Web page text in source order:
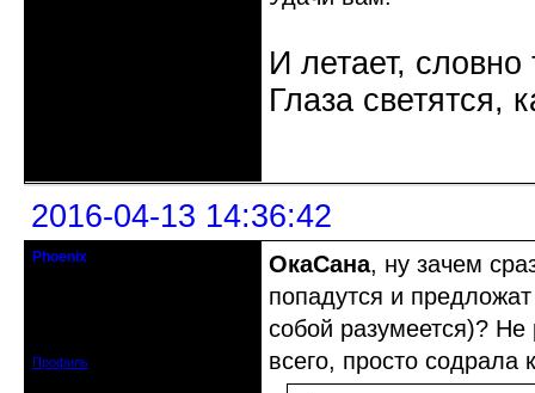
И летает, словно
Глаза светятся,
2016-04-13 14:36:42
Phoenix
Профиль
ОкаСана, ну зачем
попадутся и
собой разумеется)? Не
всего, просто